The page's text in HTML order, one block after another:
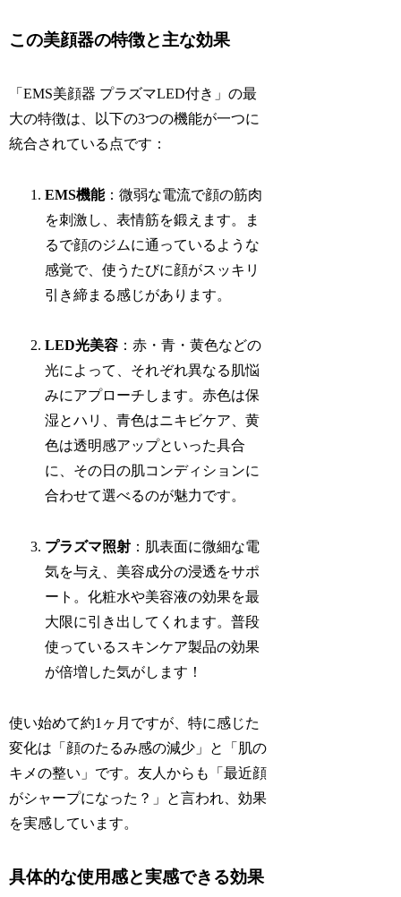
この美顔器の特徴と主な効果
「EMS美顔器 プラズマLED付き」の最
大の特徴は、以下の3つの機能が一つに
統合されている点です：
EMS機能：微弱な電流で顔の筋肉
を刺激し、表情筋を鍛えます。ま
るで顔のジムに通っているような
感覚で、使うたびに顔がスッキリ
引き締まる感じがあります。
LED光美容 ：赤・青・黄色などの
光によって、それぞれ異なる肌悩
みにアプローチします。赤色は保
湿とハリ、青色はニキビケア、黄
色は透明感アップといった具合
に、その日の肌コンディションに
合わせて選べるのが魅力です。
プラズマ照射 ：肌表面に微細な電
気を与え、美容成分の浸透をサポ
ート。化粧水や美容液の効果を最
大限に引き出してくれます。普段
使っているスキンケア製品の効果
が倍増した気がします！
使い始めて約1ヶ月ですが、特に感じた
変化は「顔のたるみ感の減少」と「肌の
キメの整い」です。友人からも「最近顔
がシャープになった？」と言われ、効果
を実感しています。
具体的な使用感と実感できる効果